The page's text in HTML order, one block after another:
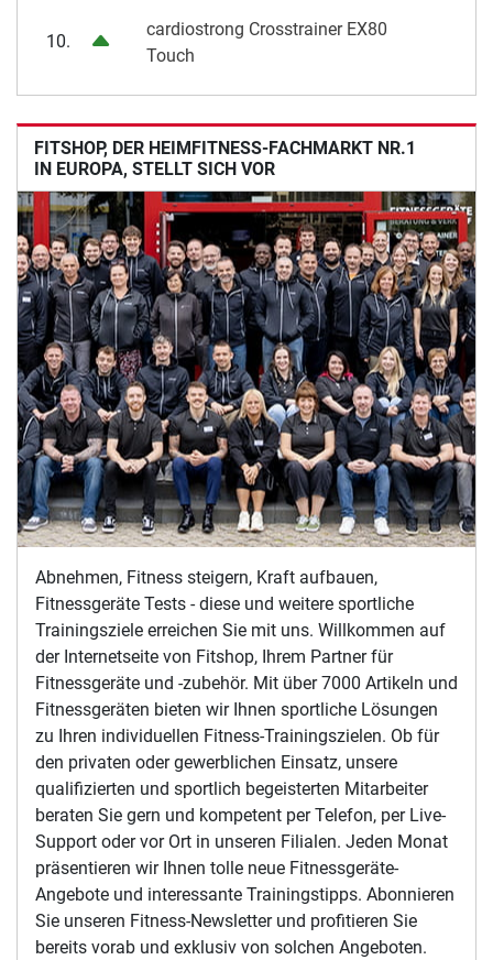
10.
cardiostrong Crosstrainer EX80
Touch
FITSHOP, DER HEIMFITNESS-FACHMARKT NR.1
IN EUROPA, STELLT SICH VOR
Abnehmen, Fitness steigern, Kraft aufbauen,
Fitnessgeräte Tests - diese und weitere sportliche
Trainingsziele erreichen Sie mit uns. Willkommen auf
der Internetseite von Fitshop, Ihrem Partner für
Fitnessgeräte und -zubehör. Mit über 7000 Artikeln und
Fitnessgeräten bieten wir Ihnen sportliche Lösungen
zu Ihren individuellen Fitness-Trainingszielen. Ob für
den privaten oder gewerblichen Einsatz, unsere
qualifizierten und sportlich begeisterten Mitarbeiter
beraten Sie gern und kompetent per Telefon, per Live-
Support oder vor Ort in unseren Filialen. Jeden Monat
präsentieren wir Ihnen tolle neue Fitnessgeräte-
Angebote und interessante Trainingstipps. Abonnieren
Sie unseren Fitness-Newsletter und profitieren Sie
bereits vorab und exklusiv von solchen Angeboten.